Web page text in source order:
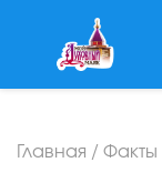
Главная /